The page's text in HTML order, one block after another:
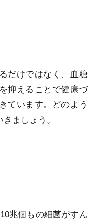
だけではなく、血糖
抑えることで健康づ
ています。どのよう
ましょう。
兆個もの細菌がすん